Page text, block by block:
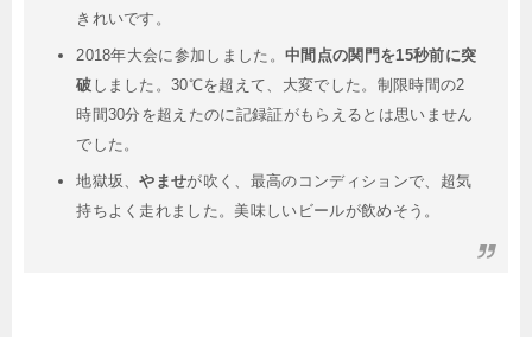
きれいです。
2018年大会に参加しました。 中間点の関門を15秒前に突
破 しました。30℃を超えて、大変でした。制限時間の2
時間30分を超えたのに記録証がもらえるとは思いません
でした。
地獄坂、やませが吹く、最高のコンディションで、超気
持ちよく走れました。美味しいビールが飲めそう。